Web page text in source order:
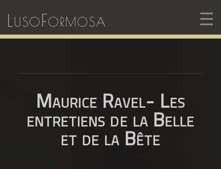
LusoFormosa ☰
Maurice Ravel- Les
entretiens de la Belle
et de la Bête